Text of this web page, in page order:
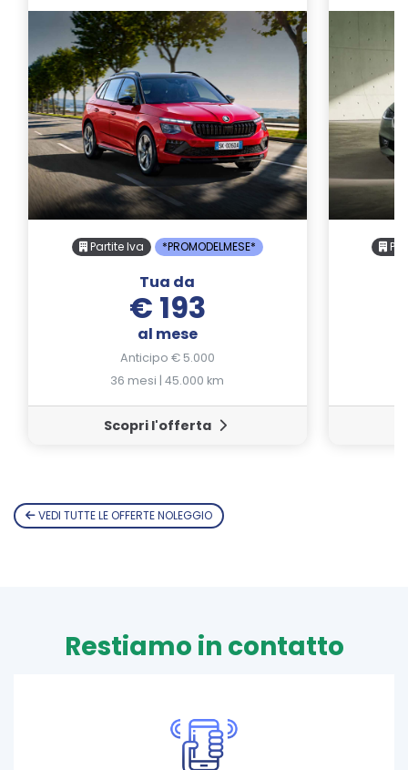
Partite Iva *PROMODELMESE*
Tua da
€ 193
al mese
Anticipo € 5.000
36 mesi | 45.000 km
Scopri l'offerta
VEDI TUTTE LE OFFERTE NOLEGGIO
Restiamo in contatto